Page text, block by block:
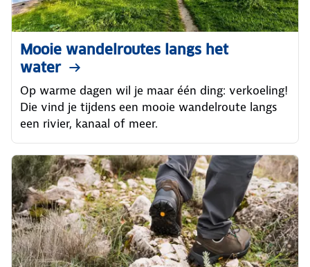
Mooie wandelroutes langs het
water
Op warme dagen wil je maar één ding: verkoeling!
Die vind je tijdens een mooie wandelroute langs
een rivier, kanaal of meer.